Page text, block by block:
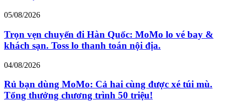
05/08/2026
Trọn vẹn chuyến đi Hàn Quốc: MoMo lo vé bay &
khách sạn. Toss lo thanh toán nội địa.
04/08/2026
Rủ bạn dùng MoMo: Cả hai cùng được xé túi mù.
Tổng thưởng chương trình 50 triệu!